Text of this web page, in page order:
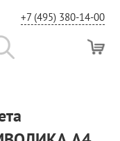
+7 (495) 380-14-00